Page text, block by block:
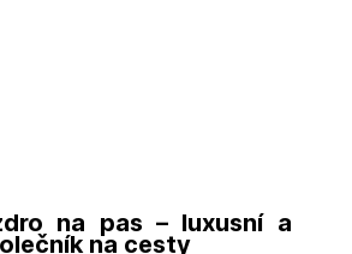
na pas – luxusní a
na cesty